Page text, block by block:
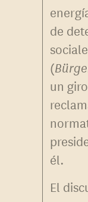
de
(
un
él.
El